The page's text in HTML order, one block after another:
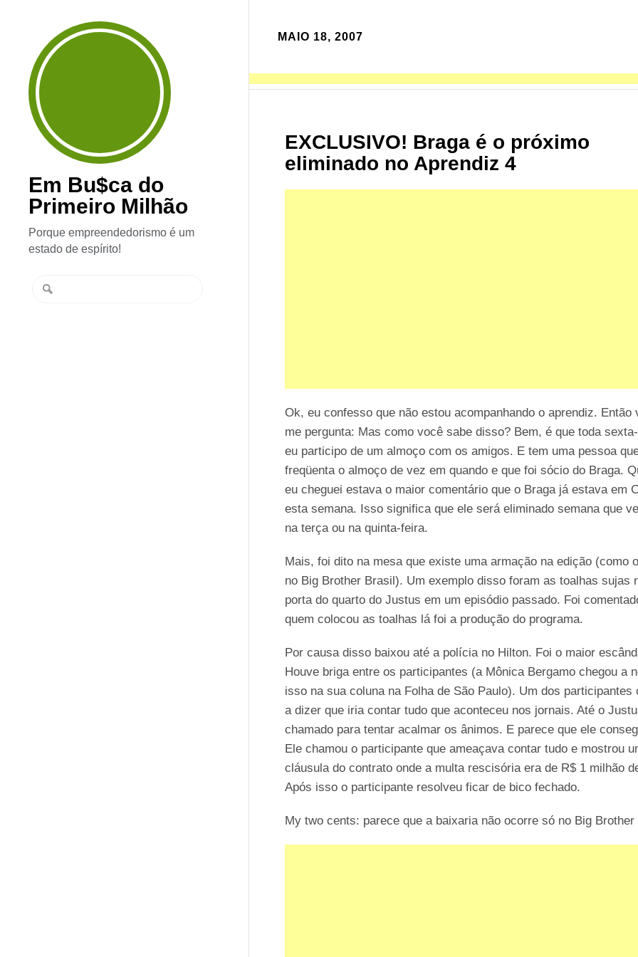
Em Bu$ca do
Primeiro Milhão
Porque empreendedorismo é um
estado de espírito!
MAIO 18, 2007
EXCLUSIVO! Braga é o próximo
eliminado no Aprendiz 4
Ok, eu confesso que não estou acompanhando o aprendiz. Então
me pergunta: Mas como você sabe disso? Bem, é que toda
eu participo de um almoço com os amigos. E tem uma pessoa
freqüenta o almoço de vez em quando e que foi sócio do Braga.
eu cheguei estava o maior comentário que o Braga já estava em
esta semana. Isso significa que ele será eliminado semana que
na terça ou na quinta-feira.
Mais, foi dito na mesa que existe uma armação na edição (como
no Big Brother Brasil). Um exemplo disso foram as toalhas sujas
porta do quarto do Justus em um episódio passado. Foi
quem colocou as toalhas lá foi a produção do programa.
Por causa disso baixou até a polícia no Hilton. Foi o maior
Houve briga entre os participantes (a Mônica Bergamo chegou a
isso na sua coluna na Folha de São Paulo). Um dos participantes
a dizer que iria contar tudo que aconteceu nos jornais. Até o
chamado para tentar acalmar os ânimos. E parece que ele
Ele chamou o participante que ameaçava contar tudo e mostrou
cláusula do contrato onde a multa rescisória era de R$ 1 milhão
Após isso o participante resolveu ficar de bico fechado.
My two cents: parece que a baixaria não ocorre só no Big Brother